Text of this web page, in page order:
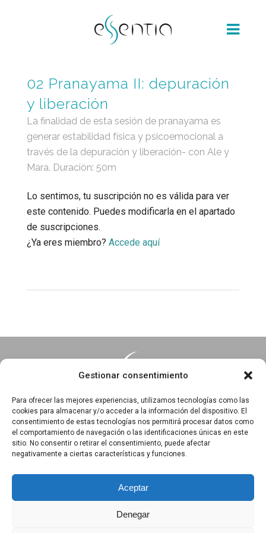
Gestionar consentimiento
Para ofrecer las mejores experiencias, utilizamos tecnologías como las
cookies para almacenar y/o acceder a la información del dispositivo. El
consentimiento de estas tecnologías nos permitirá procesar datos como
el comportamiento de navegación o las identificaciones únicas en este
sitio. No consentir o retirar el consentimiento, puede afectar
negativamente a ciertas características y funciones.
Aceptar
Denegar
02 Pranayama II: depuración
y liberación
La finalidad de esta sesión de pranayama es
generar estabilidad física y psicoemocional a
través de la depuración y liberación- con Ale y
Mara. Duración: 50m
Lo sentimos, tu suscripción no es válida para ver
este contenido. Puedes modificarla en el apartado
de suscripciones.
¿Ya eres miembro? Accede aquí
Essentia · Espacio Terapéutico y Escuela de Yoga
C/Arrabal 25, 1°A y 1ºB 39003
Santander, Cantabria
618 836 285||618 836 218